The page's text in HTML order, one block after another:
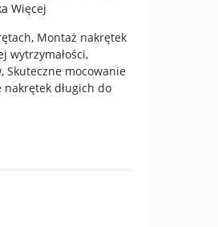
Więcej
, Montaż nakrętek
wytrzymałości,
, Skuteczne mocowanie
nakrętek długich do